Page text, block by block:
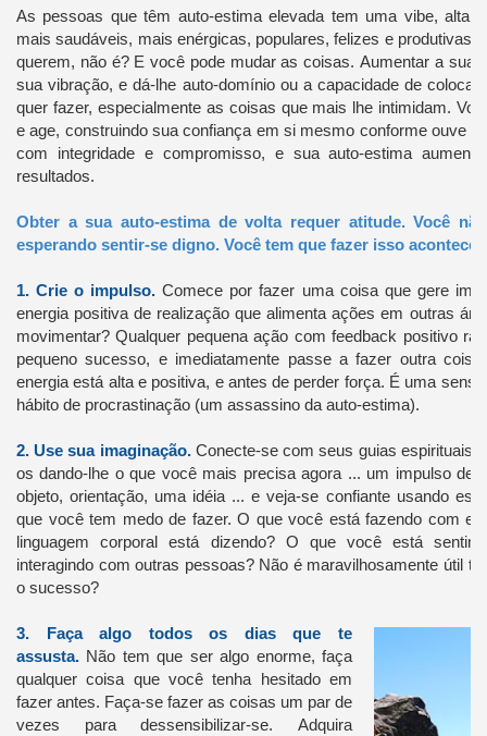
As pessoas que têm auto-estima elevada tem uma vibe,
mais saudáveis, mais enérgicas, populares, felizes e produtivas.
querem, não é? E você pode mudar as coisas.Aumentar a sua
sua vibração, e dá-lhe auto-domínio ou a capacidade de
quer fazer, especialmente as coisas que mais lhe intimidam.
e age, construindo sua confiança em si mesmo conforme ouve a
com integridade e compromisso, e sua auto-estima
resultados.
Obter a sua auto-estima de volta requer atitude.Você
esperando sentir-se digno. Você tem que fazer isso
1.Crie o impulso. Comece por fazer uma coisa que gere
energia positiva de realização que alimenta ações em outras
movimentar?Qualquer pequena ação com feedback positivo
pequeno sucesso, e imediatamente passe a fazer outra
energia está alta e positiva, e antes de perder força. É uma
hábito de procrastinação (um assassino da auto-estima).
2. Use sua imaginação. Conecte-se com seus guias espirituais
os dando-lhe o que você mais precisa agora ... um impulso de
objeto, orientação, uma idéia ... e veja-se confiante usando
que você tem medo de fazer.O que você está fazendo com
linguagem corporal está dizendo? O que você está
interagindo com outras pessoas? Não é maravilhosamente útil
o sucesso?
3. Faça algo todos os dias que te
assusta. Não tem que ser algo enorme, faça
qualquer coisa que você tenha hesitado em
fazer antes. Faça-se fazer as coisas um par de
vezes para dessensibilizar-se. Adquira